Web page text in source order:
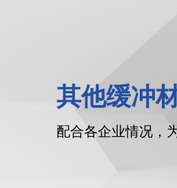
其他缓冲
配合各企业情况，